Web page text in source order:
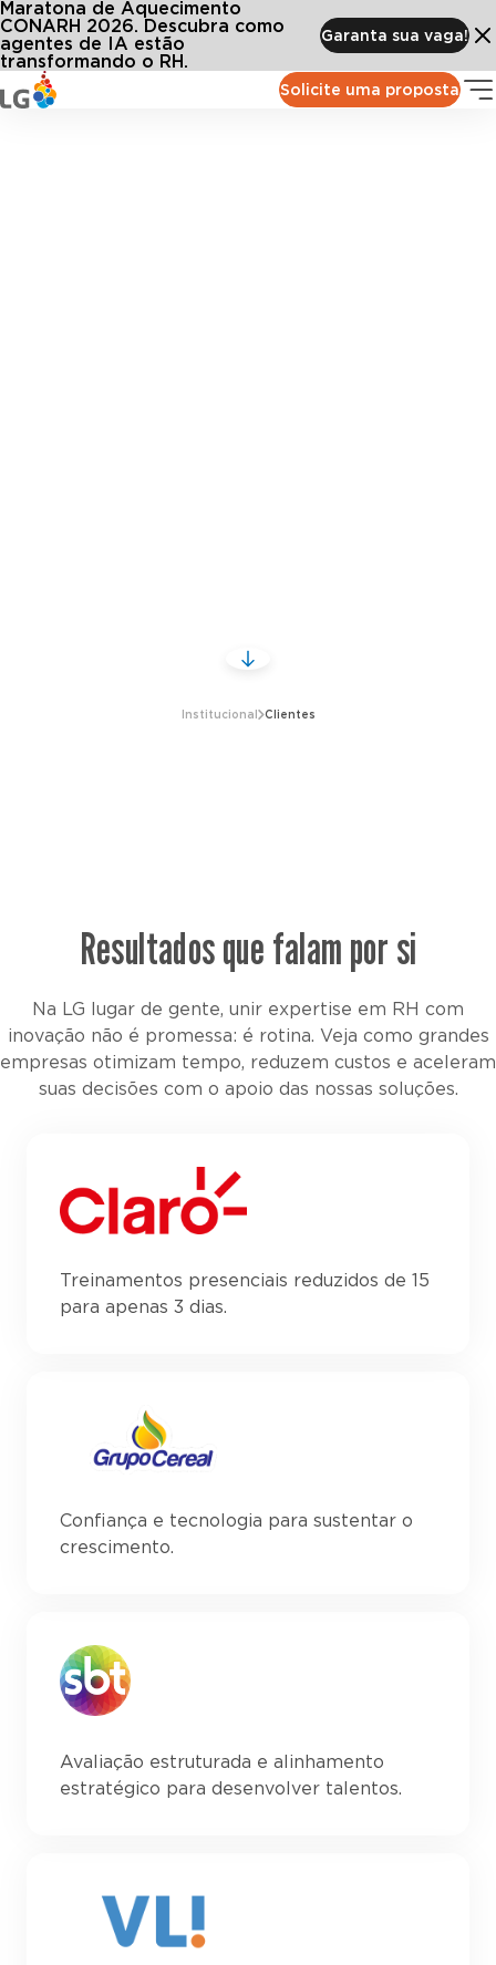
Solicite uma proposta
Maratona de Aquecimento
CONARH 2026. Descubra como
agentes de IA estão
transformando o RH.
Garanta sua vaga!
Institucional Clientes
Resultados que falam por si
Na LG lugar de gente, unir expertise em RH com
inovação não é promessa: é rotina. Veja como grandes
empresas otimizam tempo, reduzem custos e aceleram
suas decisões com o apoio das nossas soluções.
Treinamentos presenciais reduzidos de 15
para apenas 3 dias.
Confiança e tecnologia para sustentar o
crescimento.
Avaliação estruturada e alinhamento
estratégico para desenvolver talentos.